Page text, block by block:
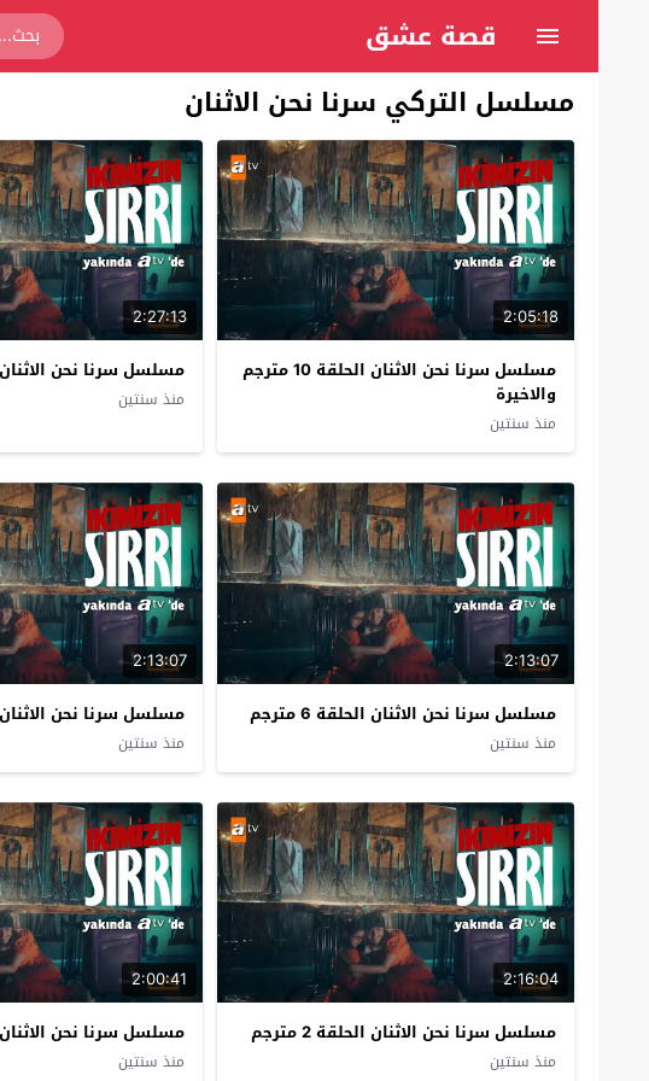
قصة عشق
مسلسل التركي سرنا نحن الاثنان
2:05:18
مسلسل سرنا نحن الاثنان الحلقة 10 مترجم
والاخيرة
منذ سنتين
2:27:13
مسلسل سرنا نحن الاثنان
منذ سنتين
2:13:07
مسلسل سرنا نحن الاثنان الحلقة 6 مترجم
منذ سنتين
2:13:07
مسلسل سرنا نحن الاثنان
منذ سنتين
2:16:04
مسلسل سرنا نحن الاثنان الحلقة 2 مترجم
منذ سنتين
2:00:41
مسلسل سرنا نحن الاثنان
منذ سنتين